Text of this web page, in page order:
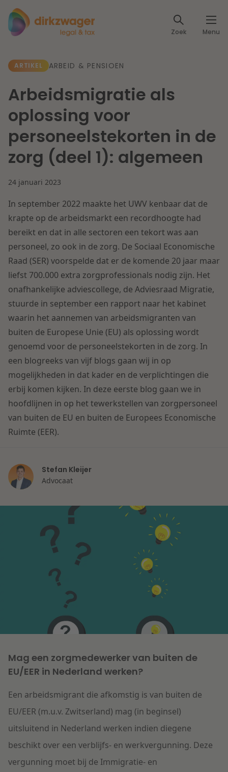
Zoek Menu
Expertises
Fiscaal
Arbeid & Pensioen
IE & Innovatie
Herstructurering & Insolventie
Energie
Zorg & Sociaal domein
Vastgoed
Overheid & Omgeving
Aanbesteding & Mededinging
Aansprakelijkheid & Verzekering
Litigation
Onderwijs
Dichtbij een toekomstbestendige zorg
Lees meer
Dichtbij de kansen en uitdagingen in de
woningbouw
Lees meer
Dichtbij de wendbare onderneming
Artikelen
Klantcases
Events
Specialisten
Over ons
Internationale partners
Nieuws
Werken bij
Contact
Nederlands
ARTIKEL ARBEID & PENSIOEN
Arbeidsmigratie als
oplossing voor
personeelstekorten in de
zorg (deel 1): algemeen
24 januari 2023
In september 2022 maakte het UWV kenbaar dat de
krapte op de arbeidsmarkt een recordhoogte had
bereikt en dat in alle sectoren een tekort was aan
personeel, zo ook in de zorg. De Sociaal Economische
Raad (SER) voorspelde dat er de komende 20 jaar maar
liefst 700.000 extra zorgprofessionals nodig zijn. Het
onafhankelijke adviescollege, de Adviesraad Migratie,
stuurde in september een rapport naar het kabinet
waarin het aannemen van arbeidsmigranten van
buiten de Europese Unie (EU) als oplossing wordt
genoemd voor de personeelstekorten in de zorg. In
een blogreeks van vijf blogs gaan wij in op
mogelijkheden in dat kader en de verplichtingen die
erbij komen kijken. In deze eerste blog gaan we in
hoofdlijnen in op het tewerkstellen van zorgpersoneel
van buiten de EU en buiten de Europees Economische
Ruimte (EER).
Stefan Kleijer
Advocaat
Mag een zorgmedewerker van buiten de
EU/EER in Nederland werken?
Een arbeidsmigrant die afkomstig is van buiten de
EU/EER (m.u.v. Zwitserland) mag (in beginsel)
uitsluitend in Nederland werken indien diegene
beschikt over een verblijfs- en werkvergunning. Deze
vergunning moet bij de Immigratie- en